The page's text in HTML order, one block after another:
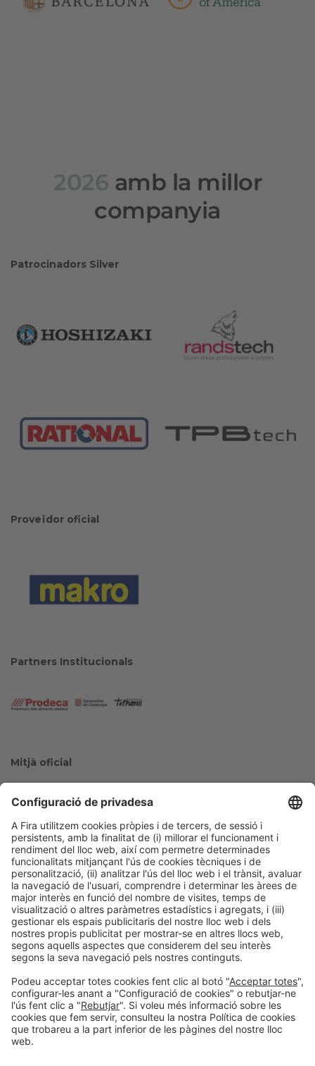
2026 amb la millor
companyia
Patrocinadors Silver
Proveïdor oficial
Partners Institucionals
Mitjà oficial
Col·laboradors